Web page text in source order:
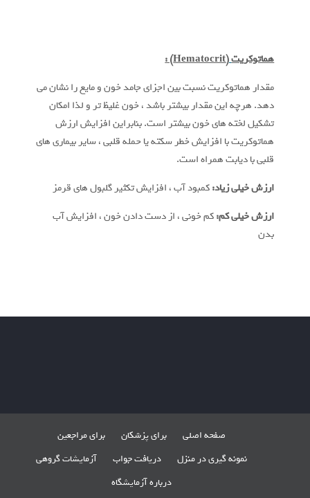
هماتوکریت(Hematocrit) :
مقدار هماتوکریت نسبت بین اجزای جامد خون و مایع را نشان می
دهد. هرچه این مقدار بیشتر باشد ، خون غلیظ تر و لذا امکان
تشکیل لخته های خون بیشتر است. بنابراین افزایش ارزش
هماتوکریت با افزایش خطر سکته یا حمله قلبی ، سایر بیماری های
قلبی با دیابت همراه است.
ارزش خیلی زیاد:کمبود آب ، افزایش تکثیر گلبول های قرمز
ارزش خیلی کم:کم خونی ، از دست دادن خون ، افزایش آب
بدن
صفحه اصلی برای پزشکان
برای مراجعین
نمونه گیری در منزل
دریافت جواب
آزمایشات گروهی
درباره آزمایشگاه